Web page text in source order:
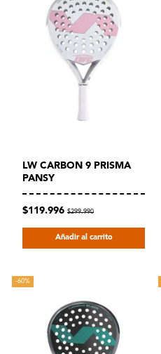
LW CARBON 9 PRISMA
PANSY
$119.996 $299.990
Añadir al carrito
-60%